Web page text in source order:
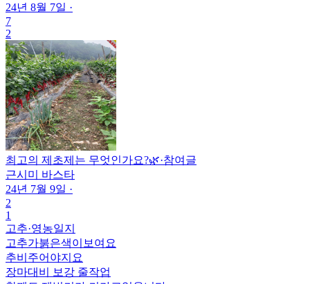
24년 8월 7일 ·
7
2
최고의 제초제는 무엇인가요?🌿·참여글
근시미 바스타
24년 7월 9일 ·
2
1
고추·영농일지
고추가붉은색이보여요
추비주어야지요
장마대비 보강 줄작업